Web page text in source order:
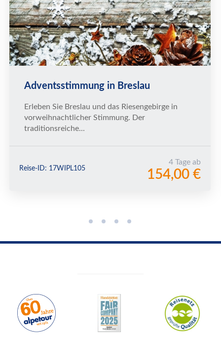
Adventsstimmung in Breslau
Erleben Sie Breslau und das Riesengebirge in
vorweihnachtlicher Stimmung. Der
traditionsreiche...
Reise-ID: 17WIPL105
4 Tage ab
154,00 €